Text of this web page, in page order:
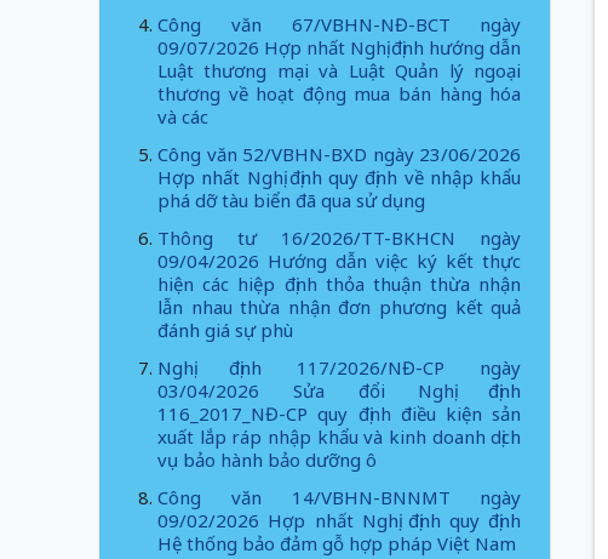
Công văn 67/VBHN-NĐ-BCT ngày
09/07/2026 Hợp nhất Nghị định hướng dẫn
Luật thương mại và Luật Quản lý ngoại
thương về hoạt động mua bán hàng hóa
và các
Công văn 52/VBHN-BXD ngày 23/06/2026
Hợp nhất Nghị định quy định về nhập khẩu
phá dỡ tàu biển đã qua sử dụng
Thông tư 16/2026/TT-BKHCN ngày
09/04/2026 Hướng dẫn việc ký kết thực
hiện các hiệp định thỏa thuận thừa nhận
lẫn nhau thừa nhận đơn phương kết quả
đánh giá sự phù
Nghị định 117/2026/NĐ-CP ngày
03/04/2026 Sửa đổi Nghị định
116_2017_NĐ-CP quy định điều kiện sản
xuất lắp ráp nhập khẩu và kinh doanh dịch
vụ bảo hành bảo dưỡng ô
Công văn 14/VBHN-BNNMT ngày
09/02/2026 Hợp nhất Nghị định quy định
Hệ thống bảo đảm gỗ hợp pháp Việt Nam